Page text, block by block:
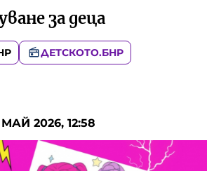
детски език
архив
за деца
ДЕТСКОТО.БНР
2026, 12:58